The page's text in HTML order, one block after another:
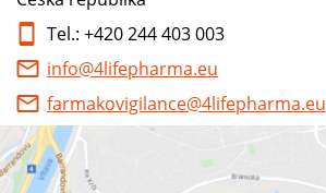
Tel.: +420 244 403 003
info@4lifepharma.eu
farmakovigilance@4lifepharma.eu